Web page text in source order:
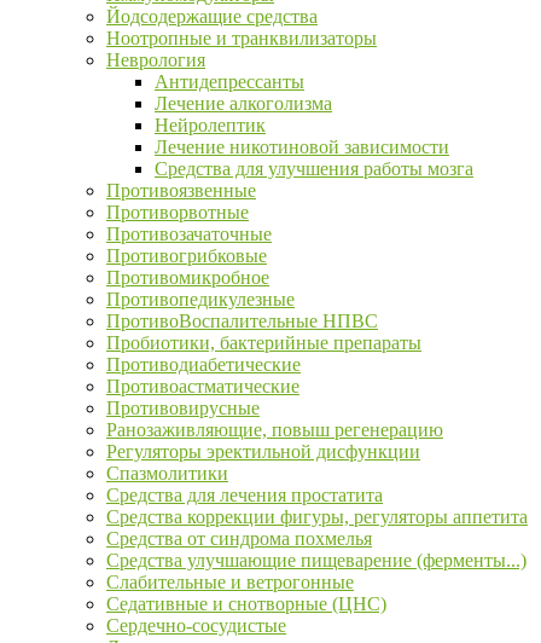
Йодсодержащие средства
Ноотропные и транквилизаторы
Неврология
Антидепрессанты
Лечение алкоголизма
Нейролептик
Лечение никотиновой зависимости
Средства для улучшения работы мозга
Противоязвенные
Противорвотные
Противозачаточные
Противогрибковые
Противомикробное
Противопедикулезные
ПротивоВоспалительные НПВС
Пробиотики, бактерийные препараты
Противодиабетические
Противоастматические
Противовирусные
Ранозаживляющие, повыш регенерацию
Регуляторы эректильной дисфункции
Спазмолитики
Средства для лечения простатита
Средства коррекции фигуры, регуляторы аппетита
Средства от синдрома похмелья
Средства улучшающие пищеварение (ферменты...)
Слабительные и ветрогонные
Седативные и снотворные (ЦНС)
Сердечно-сосудистые